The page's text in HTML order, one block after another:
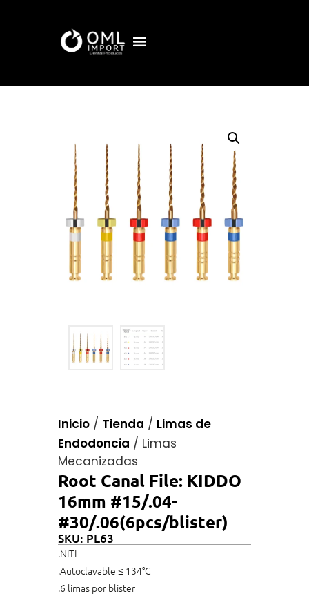
Inicio / Tienda / Limas de
Endodoncia / Limas
Mecanizadas
Root Canal File: KIDDO
16mm #15/.04-
#30/.06(6pcs/blister)
SKU: PL63
.NITI
.Autoclavable ≤ 134°C
.6 limas por blister